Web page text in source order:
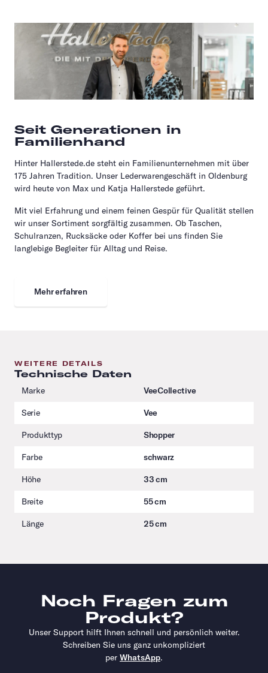
Seit Generationen in
Familienhand
Hinter Hallerstede.de steht ein Familienunternehmen mit über
175 Jahren Tradition. Unser Lederwarengeschäft in Oldenburg
wird heute von Max und Katja Hallerstede geführt.
Mit viel Erfahrung und einem feinen Gespür für Qualität stellen
wir unser Sortiment sorgfältig zusammen. Ob Taschen,
Schulranzen, Rucksäcke oder Koffer bei uns finden Sie
langlebige Begleiter für Alltag und Reise.
Mehr erfahren
WEITERE DETAILS
Technische Daten
Marke VeeCollective
Serie Vee
Produkttyp Shopper
Farbe schwarz
Höhe 33 cm
Breite 55 cm
Länge 25 cm
Noch Fragen zum
Produkt?
Unser Support hilft Ihnen schnell und persönlich weiter.
Schreiben Sie uns ganz unkompliziert
per WhatsApp.